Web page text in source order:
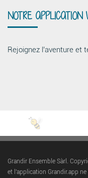
NOTRE APPLICATION
Rejoignez l’aventure et
Grandir Ensemble Sàrl.
et l'application Grandir.app